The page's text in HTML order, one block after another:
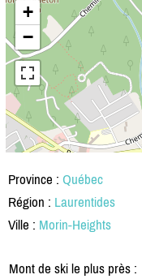
+
−
Province : Québec
Région : Laurentides
Ville : Morin-Heights
Mont de ski le plus près :